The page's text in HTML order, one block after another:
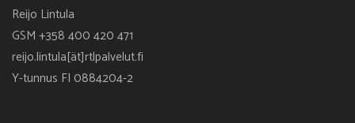
Reijo Lintula
GSM +358 400 420 471
reijo.lintula[ät]rtlpalvelut.fi
Y-tunnus FI 0884204-2